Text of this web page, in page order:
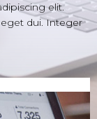
elit.
dui. Integer